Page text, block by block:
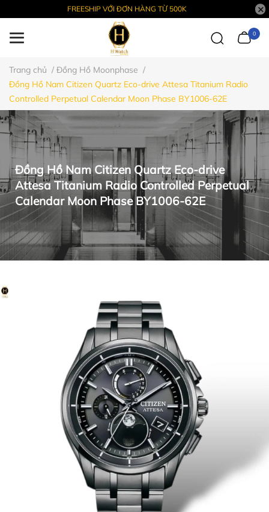
FREESHIP VỚI ĐƠN HÀNG TỪ 500K
0
Trang chủ / Đồng Hồ Moonphase /
Đồng Hồ Nam Citizen Quartz Eco-drive Attesa Titanium Radio
Controlled Perpetual Calendar Moon Phase BY1006-62E
Đồng Hồ Nam Citizen Quartz Eco-drive
Attesa Titanium Radio Controlled Perpetual
Calendar Moon Phase BY1006-62E